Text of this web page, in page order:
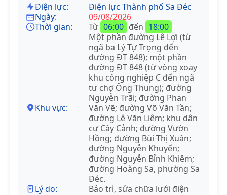
Điện lực:
Điện lực Thành phố Sa Đéc
Ngày:
09/08/2026
Thời gian:
Từ 06:00 đến 18:00
Khu vực:
Một phần đường Lê Lợi (từ
ngã ba Lý Tự Trọng đến
đường ĐT 848); một phần
đường ĐT 848 (từ vòng xoay
khu công nghiệp C đến ngã
tư chợ Ông Thung); đường
Nguyễn Trãi; đường Phan
Văn Vẽ; đường Võ Văn Tần;
đường Lê Văn Liêm; khu dân
cư Cây Cảnh; đường Vườn
Hồng; đường Bùi Thị Xuân;
đường Nguyễn Khuyến;
đường Nguyễn Bỉnh Khiêm;
đường Hoàng Sa, phường Sa
Đéc.
Lý do:
Bảo trì, sửa chữa lưới điện